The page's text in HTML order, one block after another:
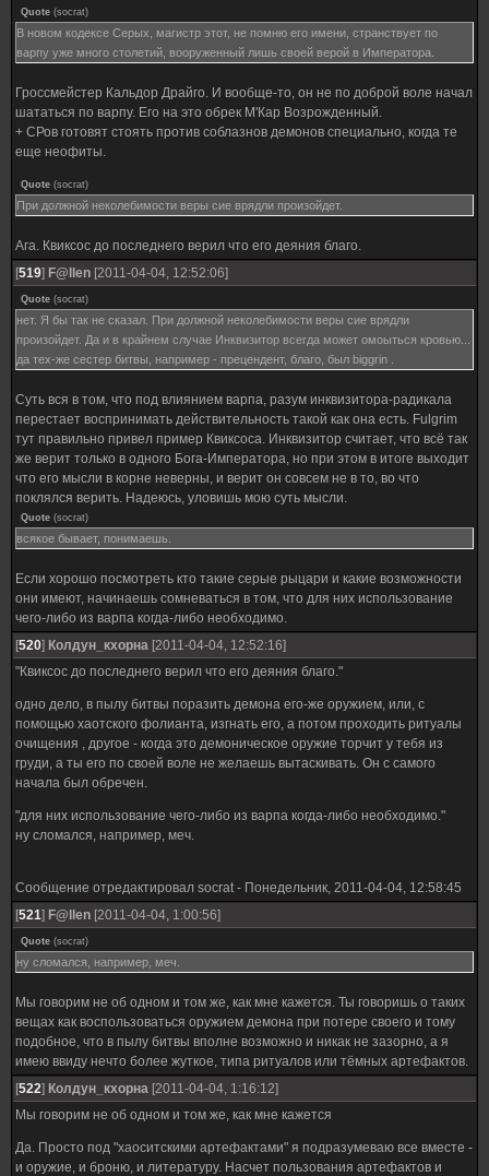
Quote (socrat)
В новом кодексе Серых, магистр этот, не помню его имени, странствует по
варпу уже много столетий, вооруженный лишь своей верой в Императора.
Гроссмейстер Кальдор Драйго. И вообще-то, он не по доброй воле начал
шататься по варпу. Его на это обрек М'Кар Возрожденный.
+ СРов готовят стоять против соблазнов демонов специально, когда те
еще неофиты.
Quote (socrat)
При должной неколебимости веры сие врядли произойдет.
Ага. Квиксос до последнего верил что его деяния благо.
[519] F@llen [2011-04-04, 12:52:06]
Quote (socrat)
нет. Я бы так не сказал. При должной неколебимости веры сие врядли
произойдет. Да и в крайнем случае Инквизитор всегда может омоыться кровью...
да тех-же сестер битвы, например - прецендент, благо, был biggrin .
Суть вся в том, что под влиянием варпа, разум инквизитора-радикала
перестает воспринимать действительность такой как она есть. Fulgrim
тут правильно привел пример Квиксоса. Инквизитор считает, что всё так
же верит только в одного Бога-Императора, но при этом в итоге выходит
что его мысли в корне неверны, и верит он совсем не в то, во что
поклялся верить. Надеюсь, уловишь мою суть мысли.
Quote (socrat)
всякое бывает, понимаешь.
Если хорошо посмотреть кто такие серые рыцари и какие возможности
они имеют, начинаешь сомневаться в том, что для них использование
чего-либо из варпа когда-либо необходимо.
[520] Колдун_кхорна [2011-04-04, 12:52:16]
"Квиксос до последнего верил что его деяния благо."
одно дело, в пылу битвы поразить демона его-же оружием, или, с
помощью хаотского фолианта, изгнать его, а потом проходить ритуалы
очищения , другое - когда это демоническое оружие торчит у тебя из
груди, а ты его по своей воле не желаешь вытаскивать. Он с самого
начала был обречен.
"для них использование чего-либо из варпа когда-либо необходимо."
ну сломался, например, меч.
Сообщение отредактировал socrat- Понедельник, 2011-04-04, 12:58:45
[521] F@llen [2011-04-04, 1:00:56]
Quote (socrat)
ну сломался, например, меч.
Мы говорим не об одном и том же, как мне кажется. Ты говоришь о таких
вещах как воспользоваться оружием демона при потере своего и тому
подобное, что в пылу битвы вполне возможно и никак не зазорно, а я
имею ввиду нечто более жуткое, типа ритуалов или тёмных артефактов.
[522] Колдун_кхорна [2011-04-04, 1:16:12]
Мы говорим не об одном и том же, как мне кажется
Да. Просто под "хаоситскими артефактами" я подразумеваю все вместе -
и оружие, и броню, и литературу. Насчет пользования артефактов и